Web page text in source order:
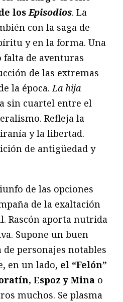
losEpisodios. La
con la saga de
y en la forma. Una
de aventuras
de las extremas
la época.La hija
sin cuartel entre el
Refleja la
y la libertad.
de antigüedad y
de las opciones
de la exaltación
Rascón aporta nutrida
Supone un buen
de personajes notables
en un lado, el “Felón”
Espoz y Mina o
muchos. Se plasma